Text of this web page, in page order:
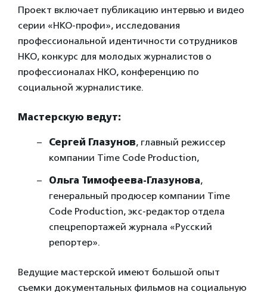
Проект включает публикацию интервью и видео
серии «НКО-профи», исследования
профессиональной идентичности сотрудников
НКО, конкурс для молодых журналистов о
профессионалах НКО, конференцию по
социальной журналистике.
Мастерскую ведут:
Сергей Глазунов, главный режиссер
компании Time Code Production,
Ольга Тимофеева-Глазунова,
генеральный продюсер компании Time
Code Production, экс-редактор отдела
спецрепортажей журнала «Русский
репортер».
Ведущие мастерской имеют большой опыт
съемки документальных фильмов на социальную